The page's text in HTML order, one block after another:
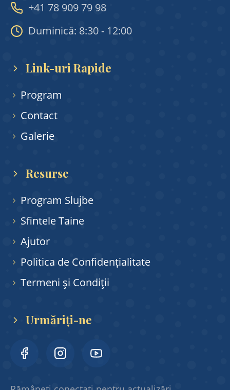
Catehizare
Școala parohială
Tabere
Activități social-filantropice
Anunțuri
Blog Comunitar
Contact
Informații
+41 78 909 79 98
Duminică: 8:30 - 12:00
Link-uri Rapide
Program
Contact
Galerie
Resurse
Program Slujbe
Sfintele Taine
Ajutor
Politica de Confidențialitate
Termeni și Condiții
Urmăriți-ne
FacebookInstagramYouTube